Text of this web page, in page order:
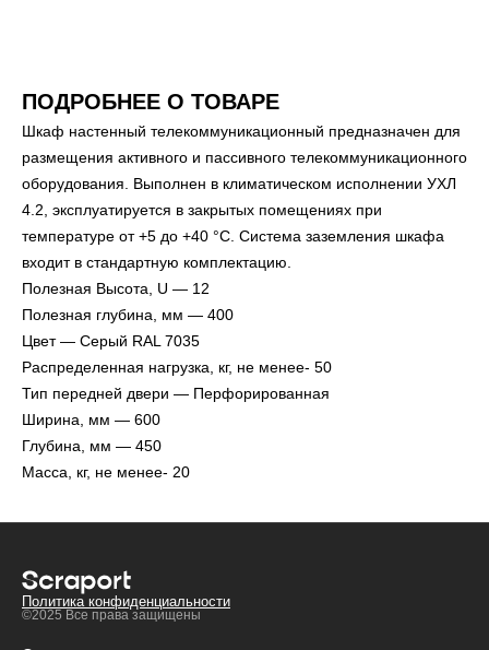
ПОДРОБНЕЕ О ТОВАРЕ
Шкаф настенный телекоммуникационный предназначен для
размещения активного и пассивного телекоммуникационного
оборудования. Выполнен в климатическом исполнении УХЛ
4.2, эксплуатируется в закрытых помещениях при
температуре от +5 до +40 °С. Система заземления шкафа
входит в стандартную комплектацию.
Полезная Высота, U — 12
Полезная глубина, мм — 400
Цвет — Серый RAL 7035
Распределенная нагрузка, кг, не менее- 50
Тип передней двери — Перфорированная
Ширина, мм — 600
Глубина, мм — 450
Масса, кг, не менее- 20
Политика конфиденциальности
©2025 Все права защищены